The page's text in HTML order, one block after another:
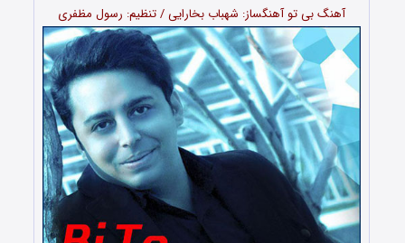
آهنگ بی تو آهنگساز: شهباب بخارایی / تنظیم: رسول مظفری